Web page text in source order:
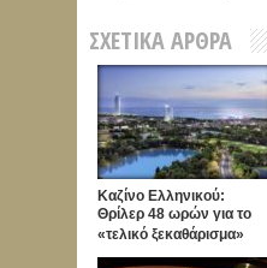
ΣΧΕΤΙΚΆ ΆΡΘΡΑ
Καζίνο Ελληνικού:
Θρίλερ 48 ωρών για το
«τελικό ξεκαθάρισμα»